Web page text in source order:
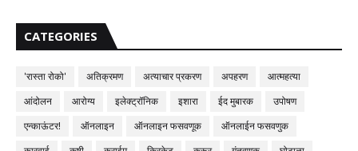
CATEGORIES
'रास्ता रोको' अतिक्रमण अत्याचार प्रकरण अपहरण
आत्महत्या
आंदोलन
आरोग्य इलेक्ट्रॉनिक इशारा ईद मुबारक
उपोषण
एन्काऊंटर!
ऑनलाइन ऑनलाइन फसवणूक
ऑनलाईन फसवणुक